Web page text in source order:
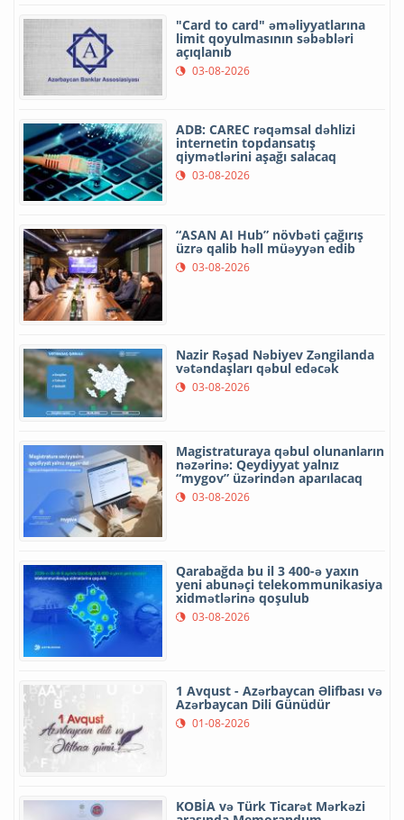
"Card to card" əməliyyatlarına
limit qoyulmasının səbəbləri
açıqlanıb
03-08-2026
ADB: CAREC rəqəmsal dəhlizi
internetin topdansatış
qiymətlərini aşağı salacaq
03-08-2026
“ASAN AI Hub” növbəti çağırış
üzrə qalib həll müəyyən edib
03-08-2026
Nazir Rəşad Nəbiyev Zəngilanda
vətəndaşları qəbul edəcək
03-08-2026
Magistraturaya qəbul olunanların
nəzərinə: Qeydiyyat yalnız
“mygov” üzərindən aparılacaq
03-08-2026
Qarabağda bu il 3 400-ə yaxın
yeni abunəçi telekommunikasiya
xidmətlərinə qoşulub
03-08-2026
1 Avqust - Azərbaycan Əlifbası və
Azərbaycan Dili Günüdür
01-08-2026
KOBİA və Türk Ticarət Mərkəzi